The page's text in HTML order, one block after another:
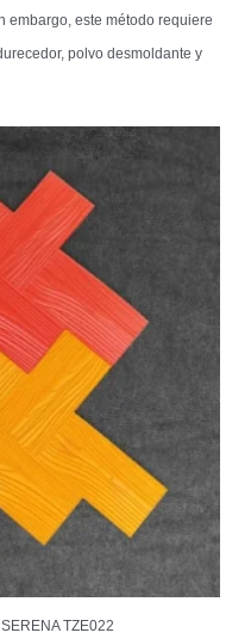
embargo, este método requiere
polvo desmoldante y
TZE022